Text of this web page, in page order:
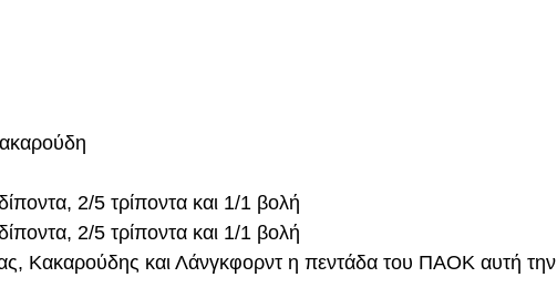
2/5 τρίποντα και 1/1 βολή
2/5 τρίποντα και 1/1 βολή
Κακαρούδης και Λάνγκφορντ η πεντάδα του ΠΑΟΚ αυτή την